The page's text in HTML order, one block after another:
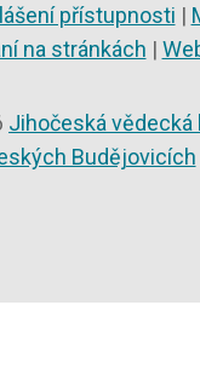
přístupnosti |
na stránkách |
Jihočeská vědecká
Budějovicích